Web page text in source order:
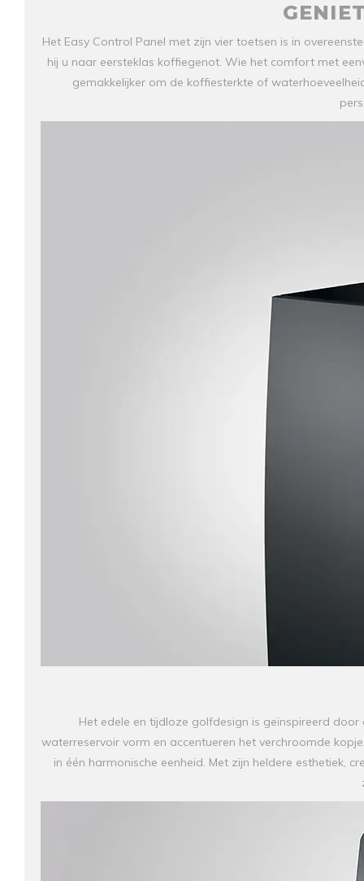
Het Easy Control Panel met zijn vier toetsen is in
hij u naar eersteklas koffiegenot. Wie het comfort met
gemakkelijker om de koffiesterkte of
Het edele en tijdloze golfdesign is geïnspireerd
waterreservoir vorm en accentueren het verchroomde
in één harmonische eenheid. Met zijn heldere esthetiek,